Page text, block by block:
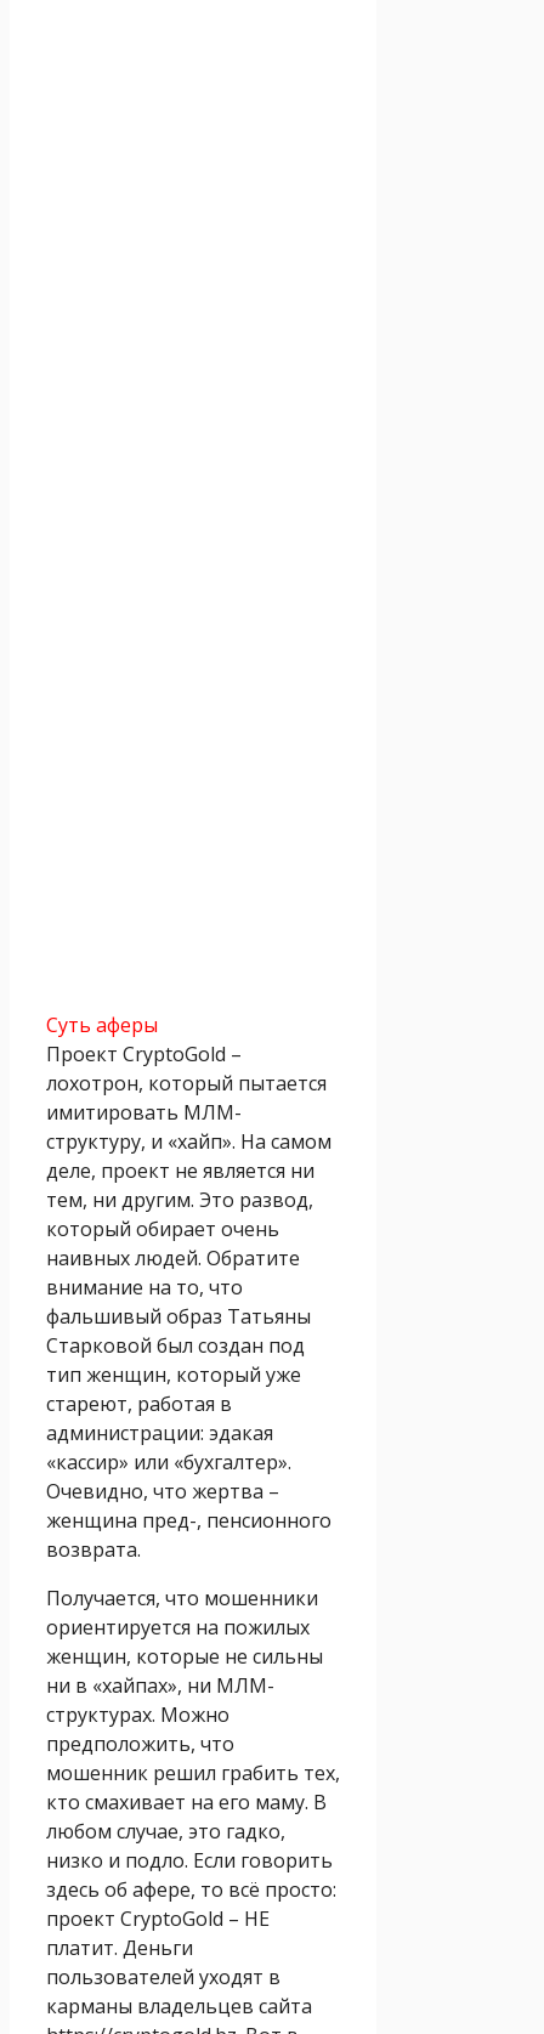
Суть аферы
Проект CryptoGold –
лохотрон, который пытается
имитировать МЛМ-
структуру, и «хайп». На самом
деле, проект не является ни
тем, ни другим. Это развод,
который обирает очень
наивных людей. Обратите
внимание на то, что
фальшивый образ Татьяны
Старковой был создан под
тип женщин, который уже
стареют, работая в
администрации: эдакая
«кассир» или «бухгалтер».
Очевидно, что жертва –
женщина пред-, пенсионного
возврата.
Получается, что мошенники
ориентируется на пожилых
женщин, которые не сильны
ни в «хайпах», ни МЛМ-
структурах. Можно
предположить, что
мошенник решил грабить тех,
кто смахивает на его маму. В
любом случае, это гадко,
низко и подло. Если говорить
здесь об афере, то всё просто:
проект CryptoGold – НЕ
платит. Деньги
пользователей уходят в
карманы владельцев сайта